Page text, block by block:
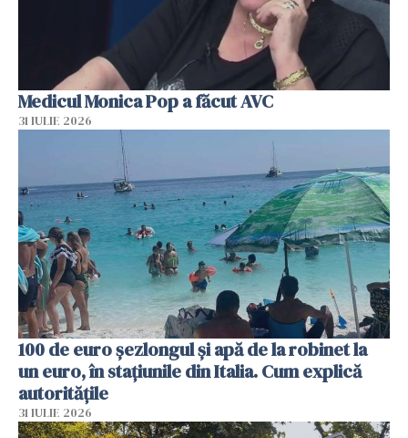
Medicul Monica Pop a făcut AVC
31 IULIE 2026
100 de euro șezlongul și apă de la robinet la
un euro, în stațiunile din Italia. Cum explică
autoritățile
31 IULIE 2026